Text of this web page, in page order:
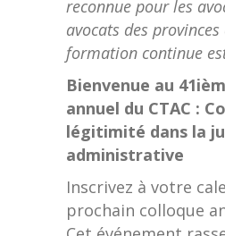
reconnue pour les
avocats des
formation continue
Bienvenue au 41
annuel du CTAC :
légitimité dans la
administrative
Inscrivez à votre
prochain colloque